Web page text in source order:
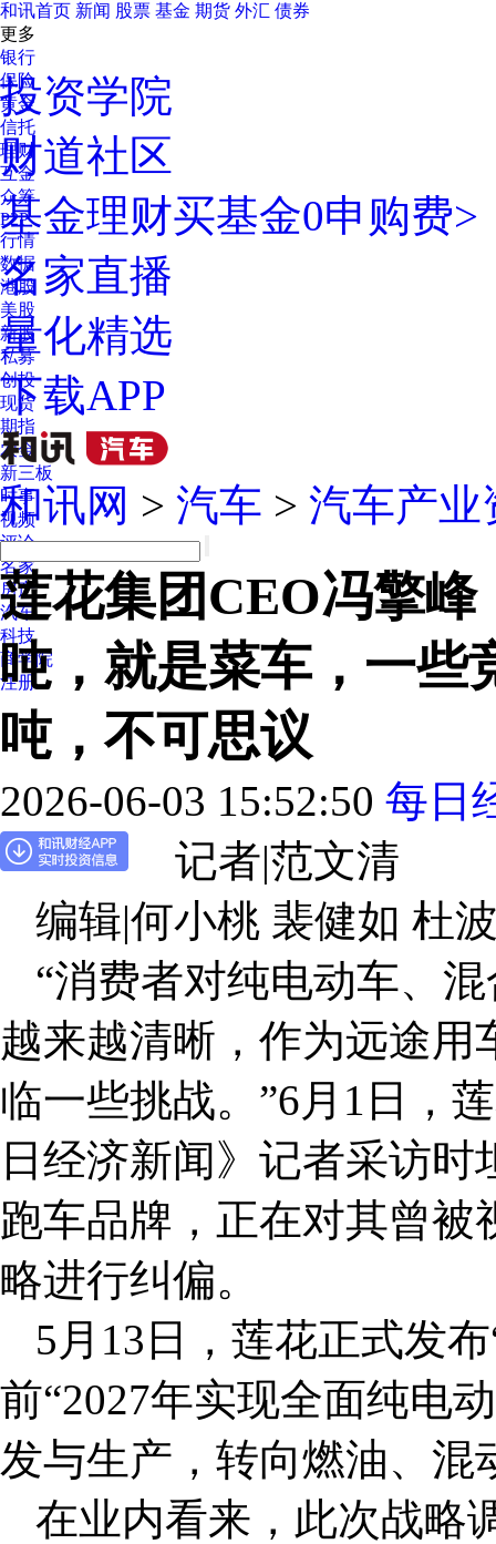
和讯首页 新闻 股票 基金 期货 外汇 债券
更多
银行
保险
黄金
信托
理财
互金
众筹
P2P
行情
数据
港股
美股
新股
私募
创投
现货
期指
农金
新三板
时事
视频
评论
名家
房产
汽车
科技
商学院
注册
投资学院
财道社区
基金理财买基金0申购费>
名家直播
量化精选
下载APP
和讯网 > 汽车 > 汽车产业
莲花集团CEO冯擎
吨，就是菜车，一些
吨，不可思议
2026-06-03 15:52:50 每日
记者|范文清
编辑|何小桃 裴健如 杜
“消费者对纯电动车、
越来越清晰，作为远途
临一些挑战。”6月1日，
日经济新闻》记者采访
跑车品牌，正在对其曾被
略进行纠偏。
5月13日，莲花正式发
前“2027年实现全面纯电
发与生产，转向燃油、混
在业内看来，此次战略